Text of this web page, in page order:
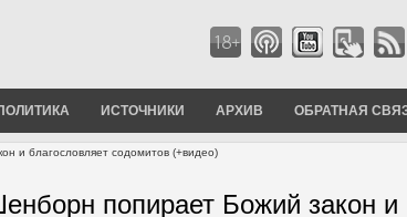
ИСТОЧНИКИ АРХИВ ОБРАТНАЯ
и благословляет содомитов (+видео)
попирает Божий закон и